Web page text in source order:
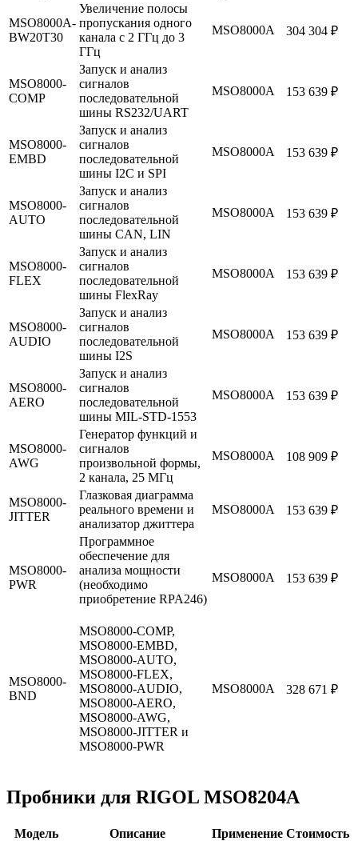
MSO8000A-
BW20T30
Увеличение полосы
пропускания одного
канала с 2 ГГц до 3
ГГц
MSO8000А 304 304 ₽
MSO8000-
COMP
Запуск и анализ
сигналов
последовательной
шины RS232/UART
MSO8000А 153 639 ₽
MSO8000-
EMBD
Запуск и анализ
сигналов
последовательной
шины I2C и SPI
MSO8000А 153 639 ₽
MSO8000-
AUTO
Запуск и анализ
сигналов
последовательной
шины CAN, LIN
MSO8000А 153 639 ₽
MSO8000-
FLEX
Запуск и анализ
сигналов
последовательной
шины FlexRay
MSO8000А 153 639 ₽
MSO8000-
AUDIO
Запуск и анализ
сигналов
последовательной
шины I2S
MSO8000А 153 639 ₽
MSO8000-
AERO
Запуск и анализ
сигналов
последовательной
шины MIL-STD-1553
MSO8000А 153 639 ₽
MSO8000-
AWG
Генератор функций и
сигналов
произвольной формы,
2 канала, 25 МГц
MSO8000А 108 909 ₽
MSO8000-
JITTER
Глазковая диаграмма
реального времени и
анализатор джиттера
MSO8000А 153 639 ₽
MSO8000-
PWR
Программное
обеспечение для
анализа мощности
(необходимо
приобретение RPA246)
MSO8000А 153 639 ₽
MSO8000-
BND
MSO8000-COMP,
MSO8000-EMBD,
MSO8000-AUTO,
MSO8000-FLEX,
MSO8000-AUDIO,
MSO8000-AERO,
MSO8000-AWG,
MSO8000-JITTER и
MSO8000-PWR
MSO8000А 328 671 ₽
Пробники для RIGOL MSO8204A
Модель Описание Применение Стоимость